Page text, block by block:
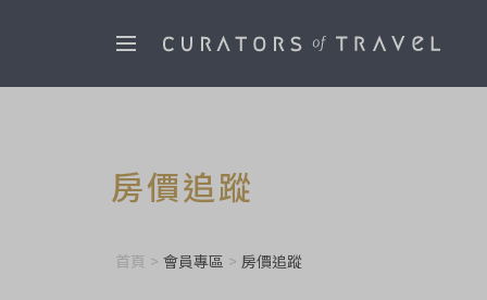
房價追蹤
首頁 > 會員專區 > 房價追蹤